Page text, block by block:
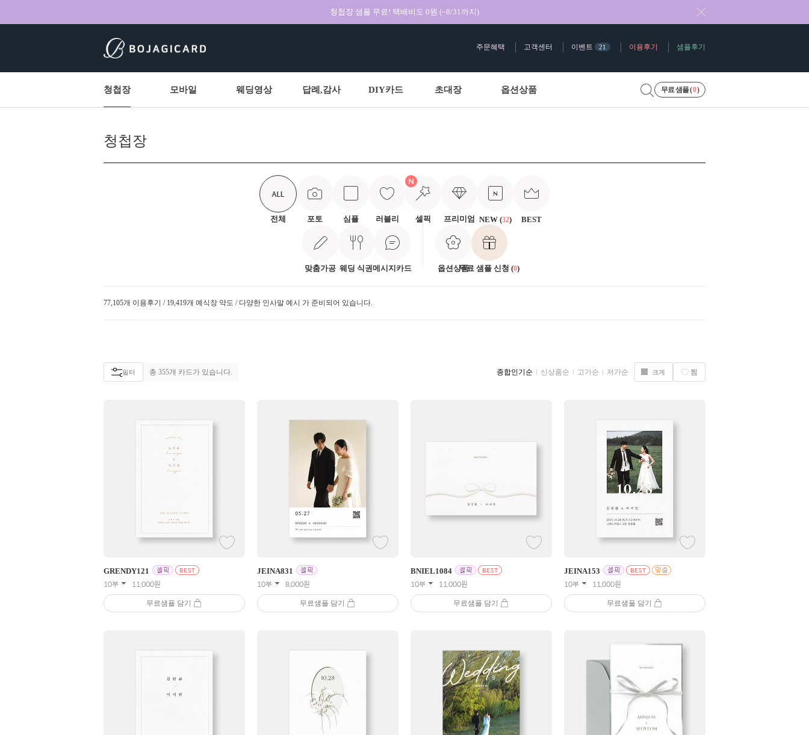
청첩장 샘플 무료! 택배비도 0원 (~8/31까지)
주문혜택 고객센터 이벤트 21 이용후기 샘플후기
청첩장 모바일 웨딩영상 답례,감사 DIY카드 초대장 옵션상품 무료 샘플 (0)
청첩장
전체 포토 심플 러블리 셀픽 프리미엄 NEW (32) BEST
맞춤가공 웨딩 식권메시지카드 옵션상품무료 샘플 신청 (0)
77,105개 이용후기 / 19,419개 예식장 약도 / 다양한 인사말 예시 가 준비되어 있습니다.
필터 총 355개 카드가 있습니다. 종합인기순 신상품순 고가순 저가순 크게 찜
GRENDY121
10부 11,000원
무료샘플 담기
JEINA831
10부 8,000원
무료샘플 담기
BNIEL1084
10부 11,000원
무료샘플 담기
JEINA153
10부 11,000원
무료샘플 담기